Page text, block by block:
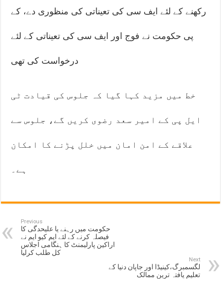
رکھنے کے لئے ایف سی کی تعیناتی کی منظوری دے، کے
پی حکومت نے فوج اور ایف سی کی تعیناتی کے لئے
درخواست کی تھی
خط میں مزید کہا گیا کہ جلوس کی قیادت ٹی
ایل پی کے امیر سعد رضوی کریں گے، جلوس سے
علاقے کے امن امان میں خلل پڑنے کا امکان
ہے۔
Previous
حکومت میں رہنے یا علیحدگی کا
فیصلہ کرنے کے لئے ایم کیو ایم نے
اراکین پارلیمنٹ کا ہنگامی اجلاس
کل طلب کرلیا
Next
لگسمبرگ،کینیڈا اور جاپان دنیا کے
تعلیم یافتہ ترین ممالک